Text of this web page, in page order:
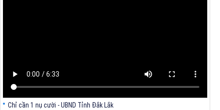
Chỉ cần 1 nụ cười - UBND Tỉnh Đắk Lắk